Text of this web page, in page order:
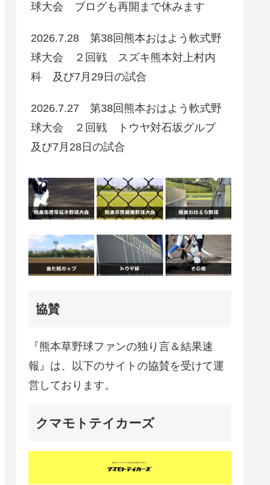
球大会 ブログも再開まで休みます
2026.7.28 第38回熊本おはよう軟式野
球大会 ２回戦 スズキ熊本対上村内
科 及び7月29日の試合
2026.7.27 第38回熊本おはよう軟式野
球大会 ２回戦 トウヤ対石坂グルプ
及び7月28日の試合
協賛
『熊本草野球ファンの独り言＆結果速
報』は、以下のサイトの協賛を受けて運
営しております。
クマモトテイカーズ